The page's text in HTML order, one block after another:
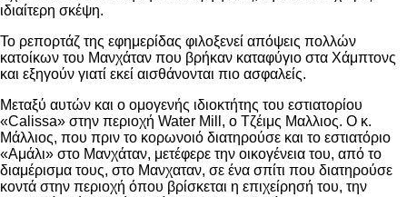
ιδιαίτερη σκέψη.
Το ρεπορτάζ της εφημερίδας φιλοξενεί απόψεις πολλών
κατοίκων του Μανχάταν που βρήκαν καταφύγιο στα Χάμπτονς
και εξηγούν γιατί εκεί αισθάνονται πιο ασφαλείς.
Μεταξύ αυτών και ο ομογενής ιδιοκτήτης του εστιατορίου
«Calissa» στην περιοχή Water Mill, ο Τζέιμς Μαλλιος. O κ.
Μάλλιος, που πριν το κορωνοιό διατηρούσε και το εστιατόριο
«Αμάλι» στο Μανχάταν, μετέφερε την οικογένεια του, από το
διαμέρισμα τους, στο Μανχαταν, σε ένα σπίτι που διατηρούσε
κοντά στην περιοχή όπου βρίσκεται η επιχείρησή του, την